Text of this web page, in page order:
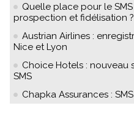
Quelle place pour le
prospection et fidélisation ?
Austrian Airlines :
Nice et Lyon
Choice Hotels : nouveau
SMS
Chapka Assurances :